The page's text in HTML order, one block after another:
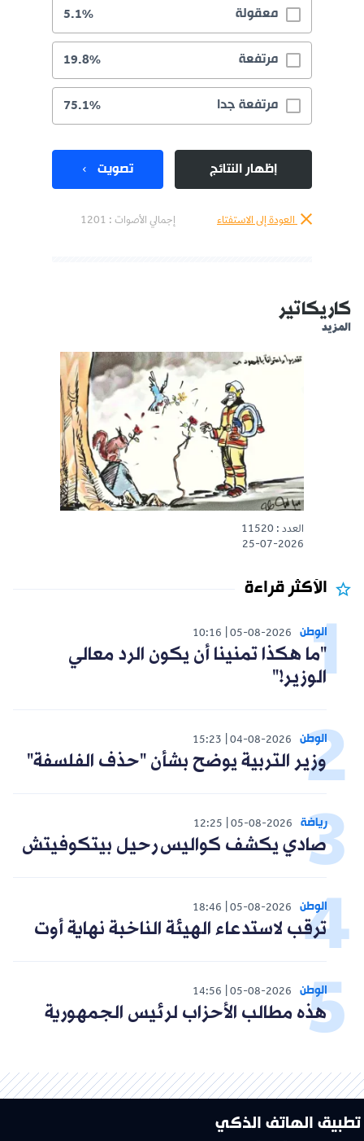
معقولة 5.1%
مرتفعة 19.8%
مرتفعة جدا 75.1%
إظهار النتائج تصويت
العودة إلى الاستفتاء إجمالي الأصوات : 1201
كاريكاتير
المزيد
العدد : 11520
25-07-2026
الأكثر قراءة
الوطن 05-08-2026
10:16
"ما هكذا تمنينا أن يكون الرد معالي
الوزير!"
الوطن 04-08-2026
15:23
وزير التربية يوضح بشأن "حذف الفلسفة"
رياضة 05-08-2026
12:25
صادي يكشف كواليس رحيل بيتكوفيتش
الوطن 05-08-2026
18:46
ترقب لاستدعاء الهيئة الناخبة نهاية أوت
الوطن 05-08-2026
14:56
هذه مطالب الأحزاب لرئيس الجمهورية
تطبيق الهاتف الذكي